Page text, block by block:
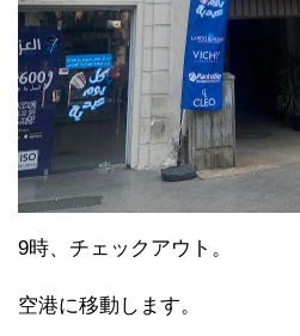
9時、チェックアウト。
空港に移動します。